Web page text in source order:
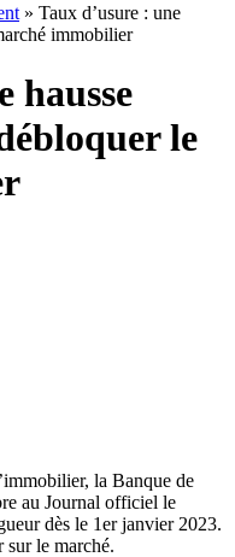
» Taux d’usure : une
immobilier
hausse
le
la Banque de
au Journal officiel le
dès le 1er janvier 2023.
sur le marché.